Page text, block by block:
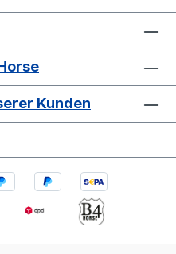
Kunden